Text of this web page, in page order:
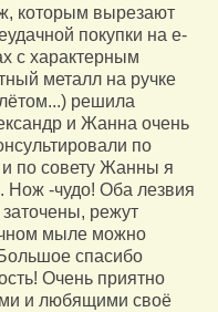
которым вырезают
покупки на e-
с характерным
металл на ручке
решила
и Жанна очень
по
по совету Жанны я
Нож -чудо! Оба лезвия
режут
мыле можно
спасибо
Очень приятно
и любящими своё